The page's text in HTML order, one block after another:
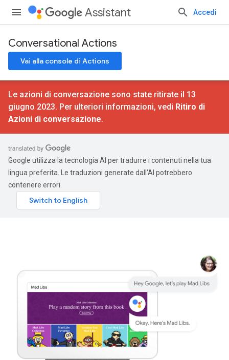
Assistant Accedi
Conversational Actions
Vai alla console di Actions
Le azioni di conversazione sono state ritirate il 13
giugno 2023. Per ulteriori informazioni, vedi Ritiro di
Azioni di conversazione.
Google utilizza la tecnologia AI per tradurre i contenuti nella tua
lingua preferita. Le traduzioni generate dall'AI potrebbero
contenere errori.